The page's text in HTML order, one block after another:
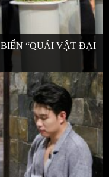
BIẾN “QUÁI VẬT ĐẠI